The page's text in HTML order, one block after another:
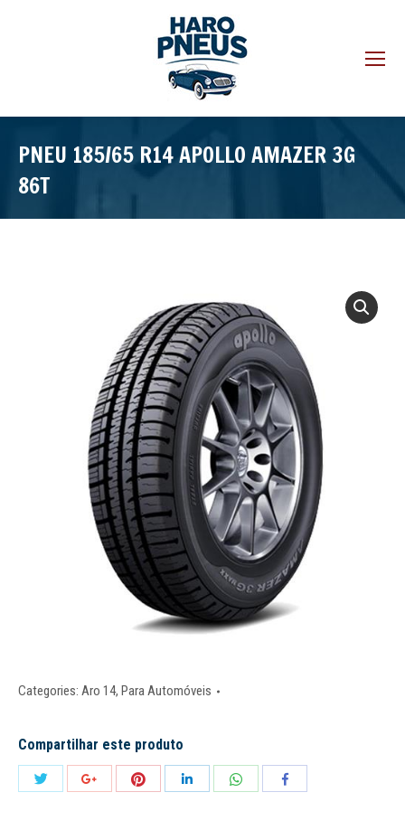
PNEU 185/65 R14 APOLLO AMAZER 3G
86T
Categories: Aro 14, Para Automóveis
Compartilhar este produto
Share
Share
Share
Share
Share